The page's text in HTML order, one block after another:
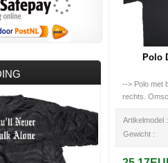
Polo
--> Polo met
rechts.
Artikelmodel :
Gewicht :